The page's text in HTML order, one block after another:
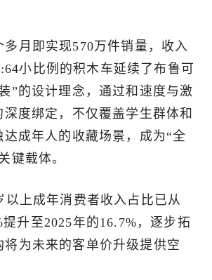
多月即实现570万件销量，收入
小比例的积木车延续了布鲁可
”的设计理念，通过和速度与激
度绑定，不仅覆盖学生群体和
成年人的收藏场景，成为“全
键载体。
以上成年消费者收入占比已从
提升至2025年的16.7%，逐步拓
将为未来的客单价升级提供空